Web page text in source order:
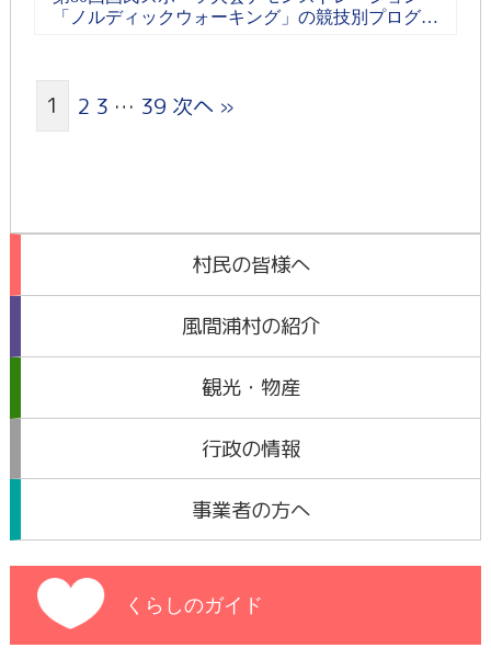
「ノルディックウォーキング」の競技別プログラ
1 2 3 … 39 次へ »
村民の皆様へ
風間浦村の紹介
観光・物産
行政の情報
事業者の方へ
くらしのガイド